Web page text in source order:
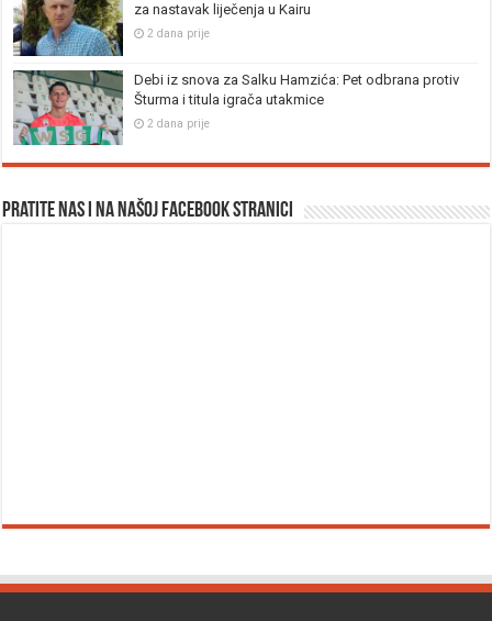
za nastavak liječenja u Kairu
2 dana prije
Debi iz snova za Salku Hamzića: Pet odbrana protiv
Šturma i titula igrača utakmice
2 dana prije
Pratite nas i na našoj facebook stranici